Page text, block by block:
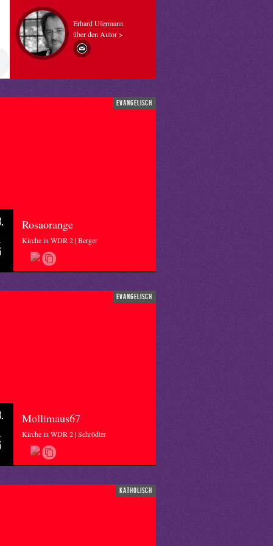
Erhard Ufermann
über den Autor >
evangelisch
Rosaorange
Kirche in WDR 2 | Berger
evangelisch
Mollimaus67
Kirche in WDR 2 | Schrödter
katholisch